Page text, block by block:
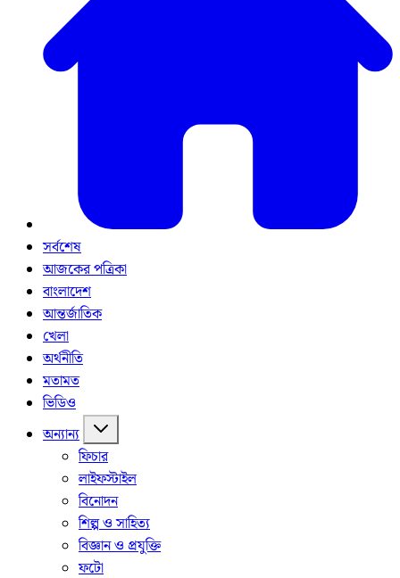
সর্বশেষ
আজকের পত্রিকা
বাংলাদেশ
আন্তর্জাতিক
খেলা
অর্থনীতি
মতামত
ভিডিও
অন্যান্য
ফিচার
লাইফস্টাইল
বিনোদন
শিল্প ও সাহিত্য
বিজ্ঞান ও প্রযুক্তি
ফটো